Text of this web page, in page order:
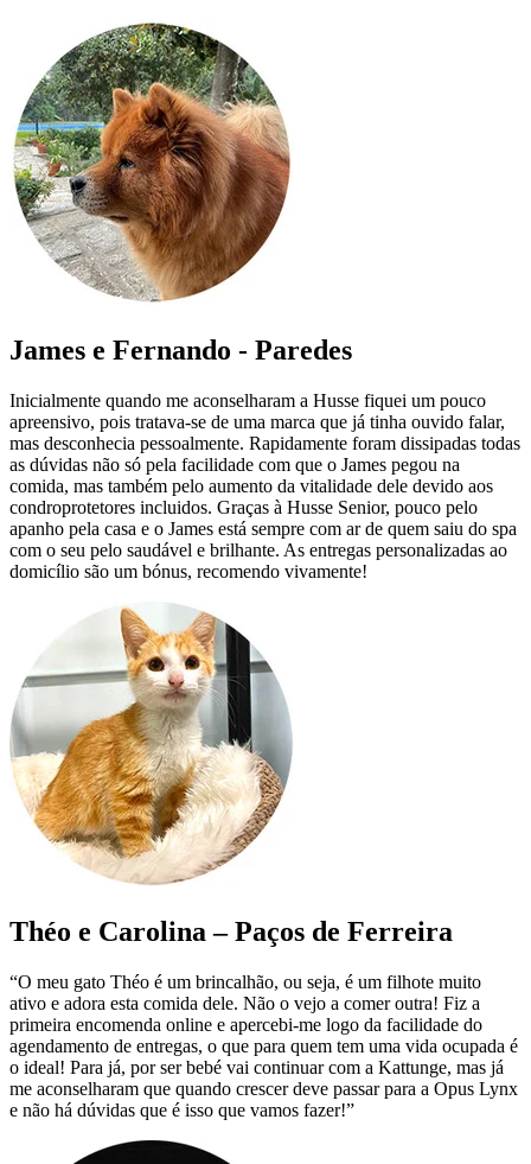
James e Fernando - Paredes
Inicialmente quando me aconselharam a Husse fiquei um pouco
apreensivo, pois tratava-se de uma marca que já tinha ouvido falar,
mas desconhecia pessoalmente. Rapidamente foram dissipadas todas
as dúvidas não só pela facilidade com que o James pegou na
comida, mas também pelo aumento da vitalidade dele devido aos
condroprotetores incluidos. Graças à Husse Senior, pouco pelo
apanho pela casa e o James está sempre com ar de quem saiu do spa
com o seu pelo saudável e brilhante. As entregas personalizadas ao
domicílio são um bónus, recomendo vivamente!
Théo e Carolina – Paços de Ferreira
“O meu gato Théo é um brincalhão, ou seja, é um filhote muito
ativo e adora esta comida dele. Não o vejo a comer outra! Fiz a
primeira encomenda online e apercebi-me logo da facilidade do
agendamento de entregas, o que para quem tem uma vida ocupada é
o ideal! Para já, por ser bebé vai continuar com a Kattunge, mas já
me aconselharam que quando crescer deve passar para a Opus Lynx
e não há dúvidas que é isso que vamos fazer!”